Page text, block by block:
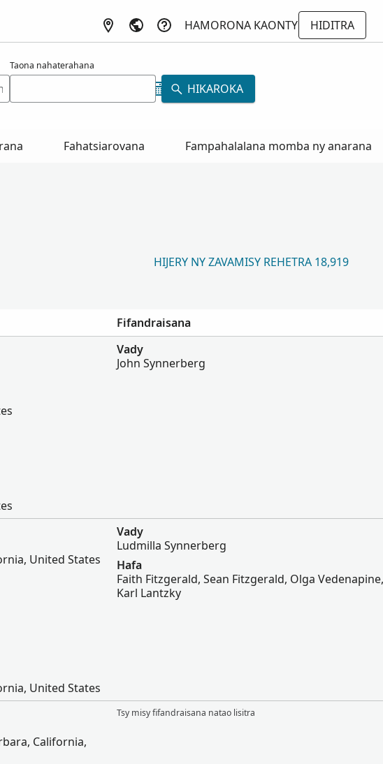
HAMORONA KAONTY
HIDITRA
Taona nahaterahana
HIKAROKA
Fahatsiarovana Fampahalalana momba ny anarana
HIJERY NY ZAVAMISY REHETRA 18,919
Fifandraisana
Vady
John Synnerberg
United States
United States
Vady
Ludmilla Synnerberg
Hafa
Faith Fitzgerald, Sean Fitzgerald, Olga
Karl Lantzky
California,
Tsy misy fifandraisana natao lisitra